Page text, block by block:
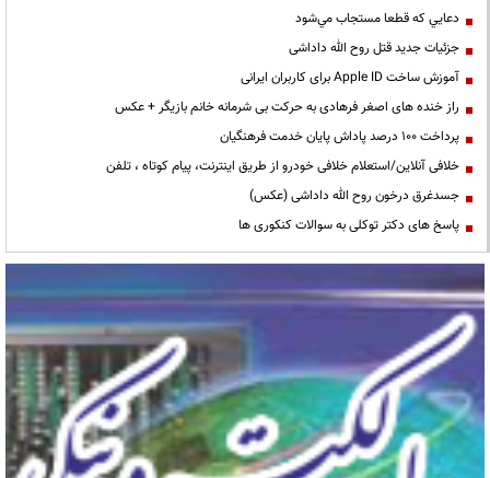
دعايي كه قطعا مستجاب مي‌شود
جزئیات جدید قتل روح الله داداشی
آموزش ساخت Apple ID برای کاربران ایرانی
راز خنده های اصغر فرهادی به حرکت بی شرمانه خانم بازیگر + عکس
پرداخت ۱۰۰ درصد پاداش پایان خدمت فرهنگیان
خلافی آنلاین/استعلام خلافی خودرو از طریق اینترنت، پیام کوتاه ، تلفن
جسدغرق درخون روح الله داداشی (عکس)
پاسخ های دکتر توکلی به سوالات کنکوری ها